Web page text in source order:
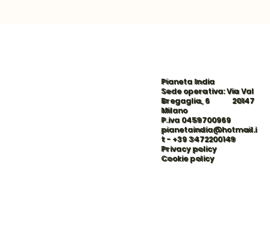
Pianeta India
Sede operativa: Via Val
Bregaglia, 6 20147
Milano
P.iva 0459700969
pianetaindia@hotmail.i
t- +39 3472200149
Privacy policy
Cookie policy